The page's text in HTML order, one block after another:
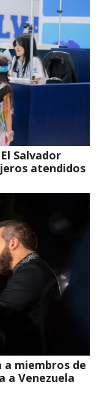
Salvador
atendidos
a miembros de
a Venezuela